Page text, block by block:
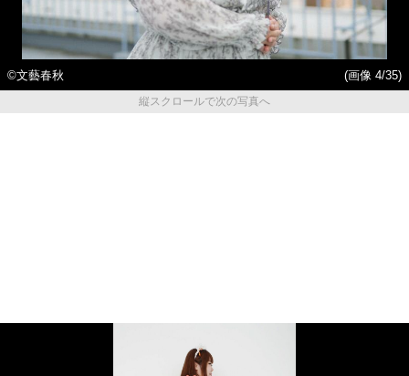
©︎文藝春秋
(画像 4/35)
縦スクロールで次の写真へ